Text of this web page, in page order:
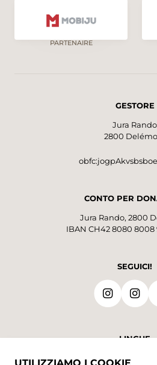
PARTENAIRE
GESTORE
Jura Rando
2800
CONTO PER
Jura Rando, 2800
IBAN CH42 8080 8008
SEGUICI!
LINGUE
DE